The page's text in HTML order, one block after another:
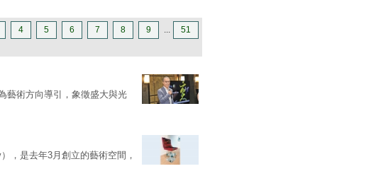
4 5 6 7 8 9 ... 51
藝術方向導引，象徵盛大與光
，是去年3月創立的藝術空間，